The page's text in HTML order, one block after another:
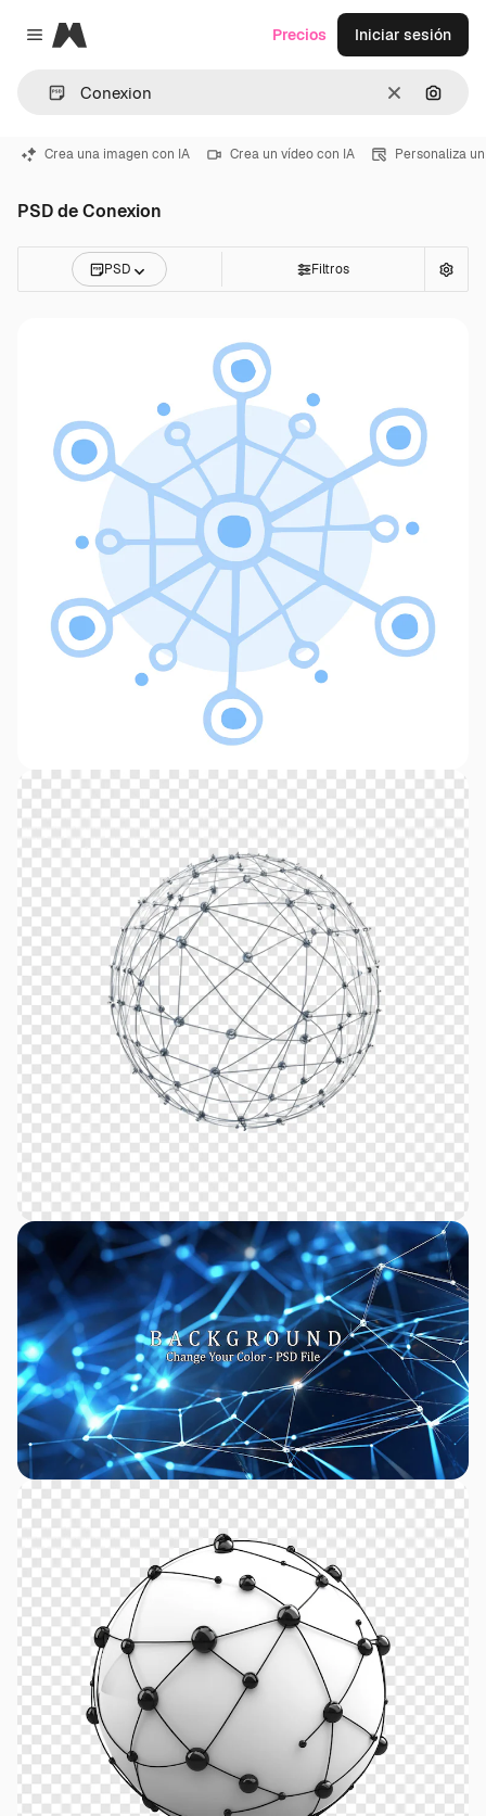
Close menu
Magnific
Borrar
Precios Iniciar sesión
Crea una imagen con IA Crea un vídeo con IA Personaliza
PSD de Conexion
PSD Filtros